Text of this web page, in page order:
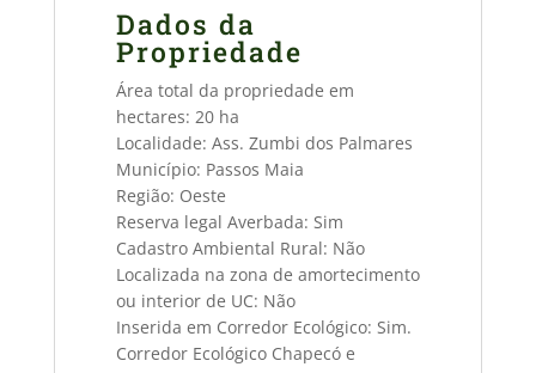
Dados da
Propriedade
Área total da propriedade em
hectares: 20 ha
Localidade: Ass. Zumbi dos Palmares
Município: Passos Maia
Região: Oeste
Reserva legal Averbada: Sim
Cadastro Ambiental Rural: Não
Localizada na zona de amortecimento
ou interior de UC: Não
Inserida em Corredor Ecológico: Sim.
Corredor Ecológico Chapecó e